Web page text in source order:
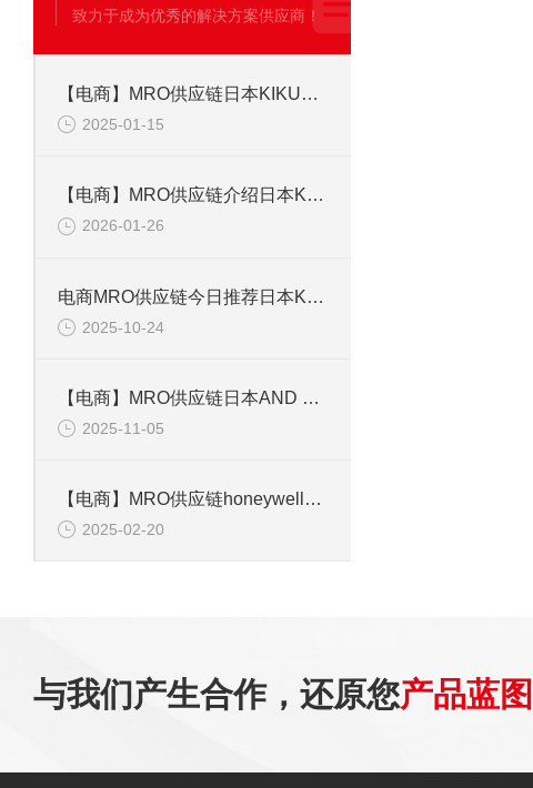
致力于成为优秀的解决方案供应商！
【电商】MRO供应链日本KIKUSUI菊水多通道输出直流电源PMX32-3TR 217V CN
2025-01-15
【电商】MRO供应链介绍日本KETT凯特 谷物水分计 Riceter FV888
2026-01-26
电商MRO供应链今日推荐日本KYOWA共和电业应变片KFGS-1-120-D17-11 L3M2S
2025-10-24
【电商】MRO供应链日本AND 接口模块 EJ-03JA
2025-11-05
【电商】MRO供应链honeywell霍尼韦尔MINIMAX-X4四合一气体检测仪
2025-02-20
与我们产生合作，还原您产品蓝图